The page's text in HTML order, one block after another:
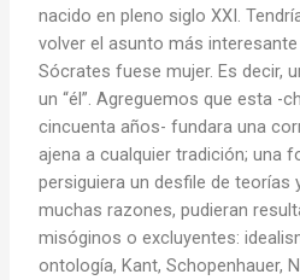
nacido en pleno siglo XXI.
volver el asunto más
Sócrates fuese mujer. Es decir,
un “él”. Agreguemos que esta -
cincuenta años- fundara una
ajena a cualquier tradición; una
persiguiera un desfile de teorías
muchas razones, pudieran
misóginos o excluyentes:
ontología, Kant, Schopenhauer,